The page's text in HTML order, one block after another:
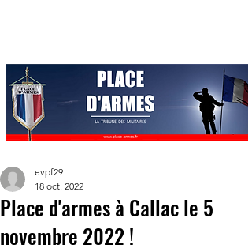
Place d'armes à Callac le 5
novembre 2022 !
evpf29
18 oct. 2022